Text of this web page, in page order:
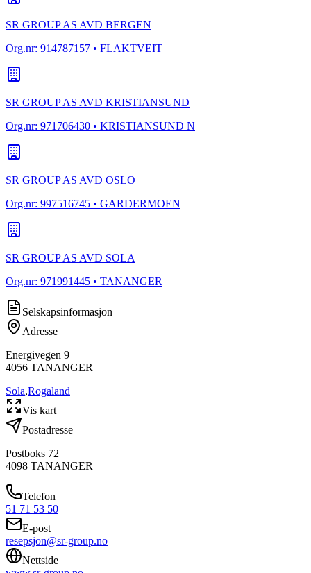
SR GROUP AS AVD BERGEN
Org.nr: 914787157 • FLAKTVEIT
SR GROUP AS AVD KRISTIANSUND
Org.nr: 971706430 • KRISTIANSUND N
SR GROUP AS AVD OSLO
Org.nr: 997516745 • GARDERMOEN
SR GROUP AS AVD SOLA
Org.nr: 971991445 • TANANGER
Selskapsinformasjon
Adresse
Energivegen 9
4056 TANANGER
Sola,Rogaland
Vis kart
Postadresse
Postboks 72
4098 TANANGER
Telefon
51 71 53 50
E-post
resepsjon@sr-group.no
Nettside